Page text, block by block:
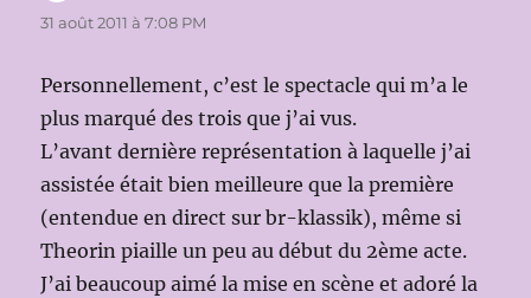
31 août 2011 à 7:08 PM
Personnellement, c’est le spectacle qui m’a le
plus marqué des trois que j’ai vus.
L’avant dernière représentation à laquelle j’ai
assistée était bien meilleure que la première
(entendue en direct sur br-klassik), même si
Theorin piaille un peu au début du 2ème acte.
J’ai beaucoup aimé la mise en scène et adoré la